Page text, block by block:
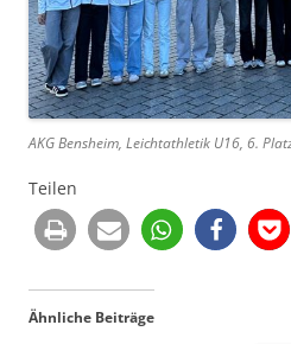
AKG Bensheim, Leichtathletik U16, 6.
Teilen
Ähnliche Beiträge